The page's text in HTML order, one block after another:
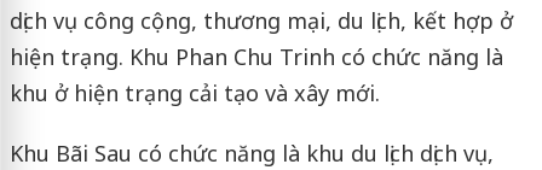
dịch vụ công cộng, thương mại, du lịch, kết hợp ở
hiện trạng. Khu Phan Chu Trinh có chức năng là
khu ở hiện trạng cải tạo và xây mới.
Khu Bãi Sau có chức năng là khu du lịch dịch vụ,